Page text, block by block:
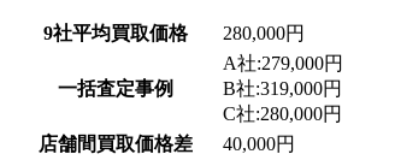
9社平均買取価格 280,000円
一括査定事例
A社:279,000円
B社:319,000円
C社:280,000円
店舗間買取価格差
40,000円